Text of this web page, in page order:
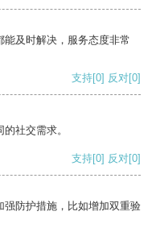
及时解决，服务态度非常
支持[0] 反对[0]
社交需求。
支持[0] 反对[0]
强防护措施，比如增加双重验